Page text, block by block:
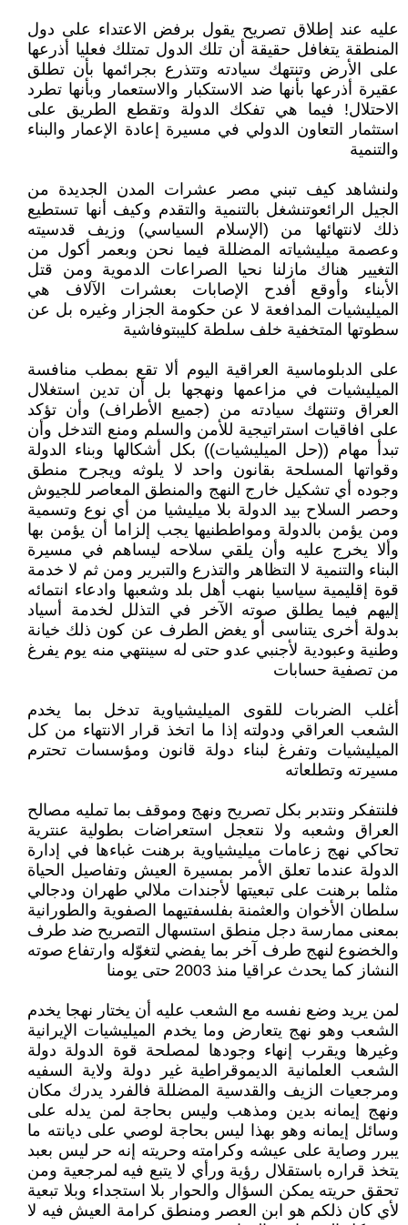
عليه عند إطلاق تصريح يقول برفض الاعتداء على دول
المنطقة يتغافل حقيقة أن تلك الدول تمتلك فعليا أذرعها
على الأرض وتنتهك سيادته وتتذرع بجرائمها بأن تطلق
عقيرة أذرعها بأنها ضد الاستكبار والاستعمار وبأنها تطرد
الاحتلال! فيما هي تفكك الدولة وتقطع الطريق على
استثمار التعاون الدولي في مسيرة إعادة الإعمار والبناء
والتنمية
ولنشاهد كيف تبني مصر عشرات المدن الجديدة من
الجيل الرائعوتنشغل بالتنمية والتقدم وكيف أنها تستطيع
ذلك لانتهائها من (الإسلام السياسي) وزيف قدسيته
وعصمة ميليشياته المضللة فيما نحن وبعمر أكول من
التغيير هناك مازلنا نحيا الصراعات الدموية ومن قتل
الأبناء وأوقع أفدح الإصابات بعشرات الآلاف هي
الميليشيات المدافعة لا عن حكومة الجزار وغيره بل عن
سطوتها المتخفية خلف سلطة كليبتوفاشية
على الدبلوماسية العراقية اليوم ألا تقع بمطب منافسة
الميليشيات في مزاعمها ونهجها بل أن تدين استغلال
العراق وتنتهك سيادته من (جميع الأطراف) وأن تؤكد
على افاقيات استراتيجية للأمن والسلم ومنع التدخل وأن
تبدأ مهام ((حل الميليشيات)) بكل أشكالها وبناء الدولة
وقواتها المسلحة بقانون واحد لا يلوثه ويجرح منطق
وجوده أي تشكيل خارج النهج والمنطق المعاصر للجيوش
وحصر السلاح بيد الدولة بلا ميليشيا من أي نوع وتسمية
ومن يؤمن بالدولة ومواططنيها يجب إلزاما أن يؤمن بها
وألا يخرج عليه وأن يلقي سلاحه ليساهم في مسيرة
البناء والتنمية لا التظاهر والتذرع والتبرير ومن ثم لا خدمة
قوة إقليمية سياسيا بنهب أهل بلد وشعبها وادعاء انتمائه
إليهم فيما يطلق صوته الآخر في التذلل لخدمة أسياد
بدولة أخرى يتناسى أو يغض الطرف عن كون ذلك خيانة
وطنية وعبودية لأجنبي عدو حتى له سينتهي منه يوم يفرغ
من تصفية حسابات
أغلب الضربات للقوى الميليشياوية تدخل بما يخدم
الشعب العراقي ودولته إذا ما اتخذ قرار الانتهاء من كل
الميليشيات وتفرغ لبناء دولة قانون ومؤسسات تحترم
مسيرته وتطلعاته
فلنتفكر ونتدبر بكل تصريح ونهج وموقف بما تمليه مصالح
العراق وشعبه ولا نتعجل استعراضات بطولية عنترية
تحاكي نهج زعامات ميليشياوية برهنت غباءها في إدارة
الدولة عندما تعلق الأمر بمسيرة العيش وتفاصيل الحياة
مثلما برهنت على تبعيتها لأجندات ملالي طهران ودجالي
سلطان الأخوان والعثمنة بفلسفتيهما الصفوية والطورانية
بمعنى ممارسة دجل منطق استسهال التصريح ضد طرف
والخضوع لنهج طرف آخر بما يفضي لتغوّله وارتفاع صوته
النشاز كما يحدث عراقيا منذ 2003 حتى يومنا
لمن يريد وضع نفسه مع الشعب عليه أن يختار نهجا يخدم
الشعب وهو نهج يتعارض وما يخدم الميليشيات الإيرانية
وغيرها ويقرب إنهاء وجودها لمصلحة قوة الدولة دولة
الشعب العلمانية الديموقراطية غير دولة ولاية السفيه
ومرجعيات الزيف والقدسية المضللة فالفرد يدرك مكان
ونهج إيمانه بدين ومذهب وليس بحاجة لمن يدله على
وسائل إيمانه وهو بهذا ليس بحاجة لوصي على ديانته ما
يبرر وصاية على عيشه وكرامته وحريته إنه حر ليس بعبد
يتخذ قراره باستقلال رؤية ورأي لا يتبع فيه لمرجعية ومن
تحقق حريته يمكن السؤال والحوار بلا استجداء وبلا تبعية
لأي كان ذلكم هو ابن العصر ومنطق كرامة العيش فيه لا